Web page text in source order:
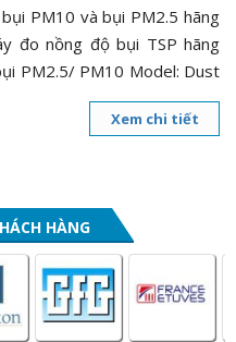
t
o
PM10 và bụi PM2.5 hãng
đo nồng độ bụi TSP hãng
PM2.5/ PM10 Model: Dust
Xem chi tiết
HÀNG